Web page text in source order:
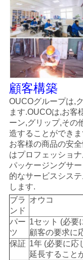
顧客構築
OUCOグループは,
ます.OUCOは,お客
ーン,グリップ,その
造することができま
お客様の商品の安
はプロフェッショ
パッケージングサ
的なサービスシス
します.
ブラ
ンド
オウコ
パー
ツ
1セット (必要
顧客の要求に
保証 1年 (必要に応
延長すること